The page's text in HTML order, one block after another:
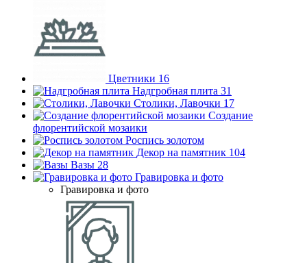
Цветники 16
Надгробная плита 31
Столики, Лавочки 17
Создание
флорентийской мозаики
Роспись золотом
Декор на памятник 104
Вазы 28
Гравировка и фото
Гравировка и фото